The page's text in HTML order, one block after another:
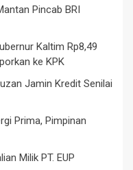
Pincab BRI
Kaltim Rp8,49
ke KPK
Jamin Kredit Senilai
Prima, Pimpinan
Milik PT. EUP